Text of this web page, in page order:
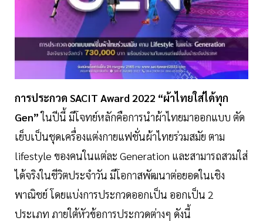
การประกวด SACIT Award 2022 “ผ้าไทยใส่ได้ทุก
Gen”ในปีนี้ มีโจทย์หลักคือการนำผ้าไทยมาออกแบบ ตัด
เย็บเป็นชุดเครื่องแต่งกายแฟชั่นผ้าไทยร่วมสมัย ตาม
lifestyle ของคนในแต่ละ Generation และสามารถสวมใส่
ได้จริงในชีวิตประจำวัน มีโอกาสพัฒนาต่อยอดในเชิง
พาณิชย์ โดยแบ่งการประกวดออกเป็น ออกเป็น 2
ประเภท ภายใต้หัวข้อการประกวดต่างๆ ดังนี้